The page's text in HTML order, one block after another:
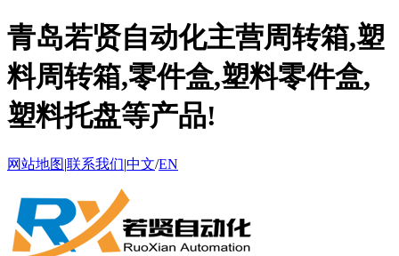
青岛若贤自动化主营周转箱,塑
料周转箱,零件盒,塑料零件盒,
塑料托盘等产品!
网站地图|联系我们|中文/EN